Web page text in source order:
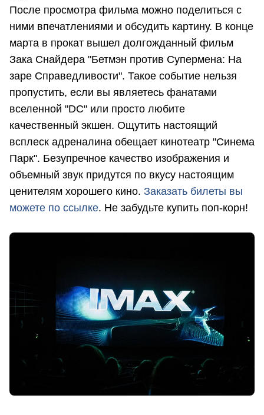
После просмотра фильма можно поделиться с
ними впечатлениями и обсудить картину. В конце
марта в прокат вышел долгожданный фильм
Зака Снайдера "Бетмэн против Супермена: На
заре Справедливости". Такое событие нельзя
пропустить, если вы являетесь фанатами
вселенной "DC" или просто любите
качественный экшен. Ощутить настоящий
всплеск адреналина обещает кинотеатр "Синема
Парк". Безупречное качество изображения и
объемный звук придутся по вкусу настоящим
ценителям хорошего кино. Заказать билеты вы
можете по ссылке. Не забудьте купить поп-корн!